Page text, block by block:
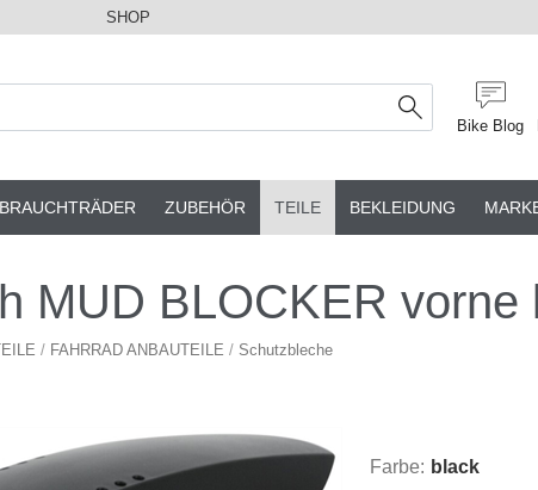
SHOP
Bike Blog
ZUBEHÖR TEILE BEKLEIDUNG
MUD BLOCKER vorne
/ FAHRRAD ANBAUTEILE / Schutzbleche
Farbe: black